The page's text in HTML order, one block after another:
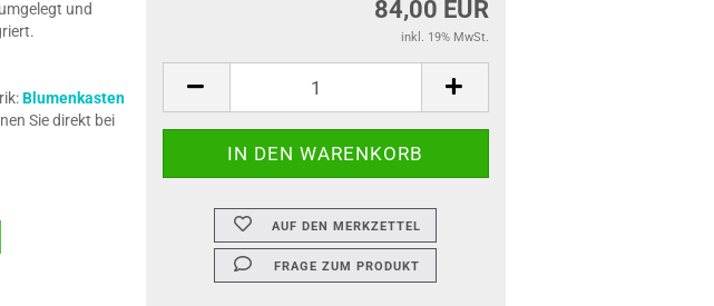
84,00 EUR
inkl. 19% MwSt.
AUF DEN MERKZETTEL
FRAGE ZUM PRODUKT
und
Blumenkasten
Sie direkt bei